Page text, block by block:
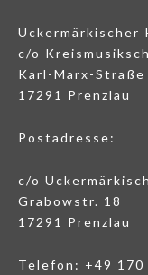
Uckermärkischer
c/o
Karl-Marx-Straße
17291 Prenzlau
Postadresse:
c/o
Grabowstr. 18
17291 Prenzlau
Telefon: +49 170